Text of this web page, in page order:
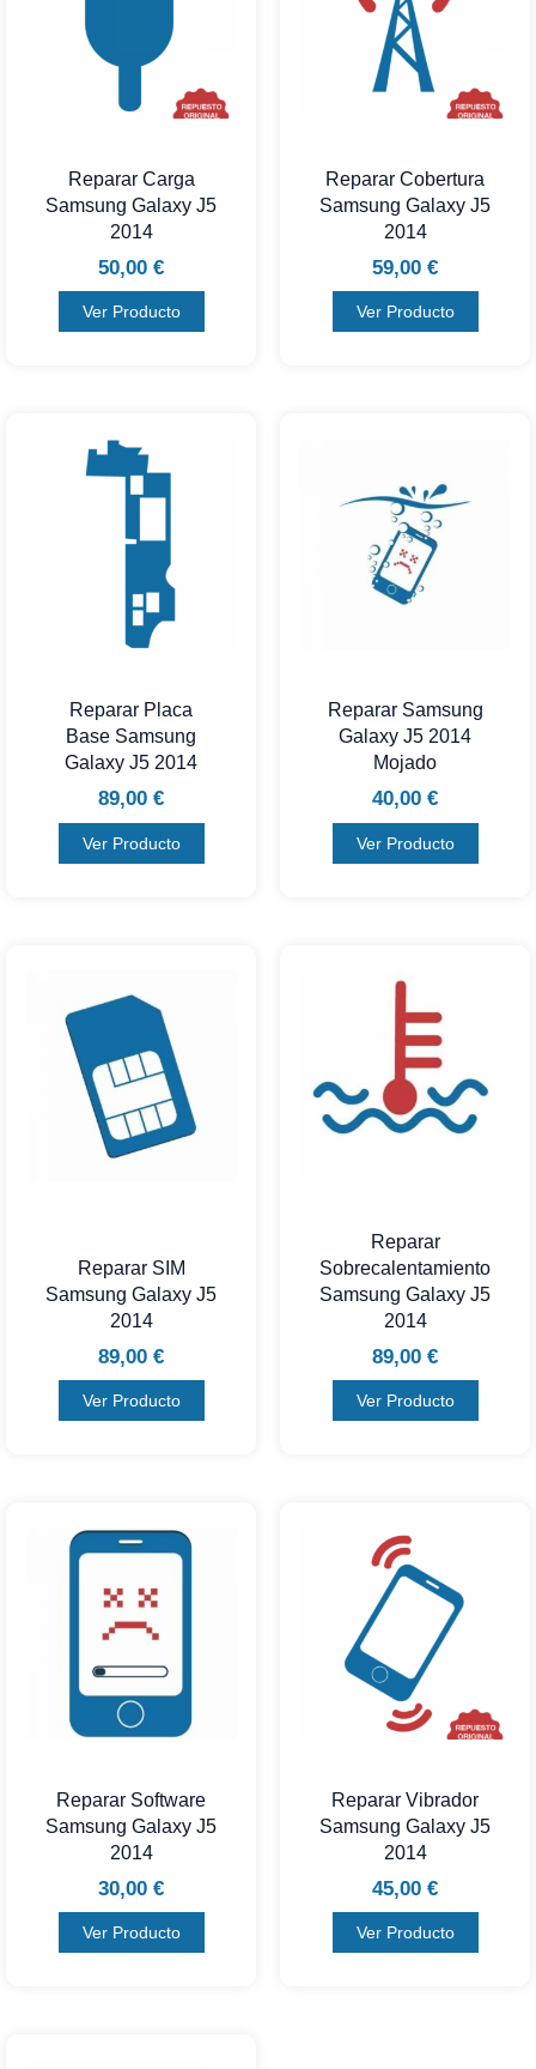
Reparar Carga
Samsung Galaxy J5
2014
50,00 €
Ver Producto
Reparar Cobertura
Samsung Galaxy J5
2014
59,00 €
Ver Producto
Reparar Placa
Base Samsung
Galaxy J5 2014
89,00 €
Ver Producto
Reparar Samsung
Galaxy J5 2014
Mojado
40,00 €
Ver Producto
Reparar SIM
Samsung Galaxy J5
2014
89,00 €
Ver Producto
Reparar
Sobrecalentamiento
Samsung Galaxy J5
2014
89,00 €
Ver Producto
Reparar Software
Samsung Galaxy J5
2014
30,00 €
Ver Producto
Reparar Vibrador
Samsung Galaxy J5
2014
45,00 €
Ver Producto